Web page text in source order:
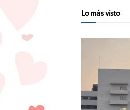
Lo más visto